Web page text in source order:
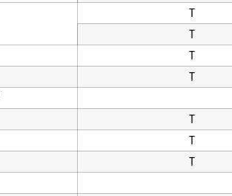
T
T
T
T
T
T
T